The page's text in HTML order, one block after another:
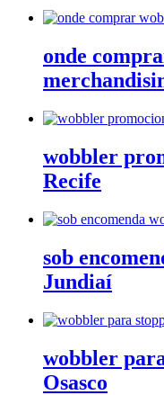
onde
wobbler
Recife
sob
Jundiaí
wobbler
Osasco